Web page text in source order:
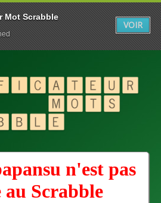
n'est pas
au Scrabble
Mot Scrabble
VOIR